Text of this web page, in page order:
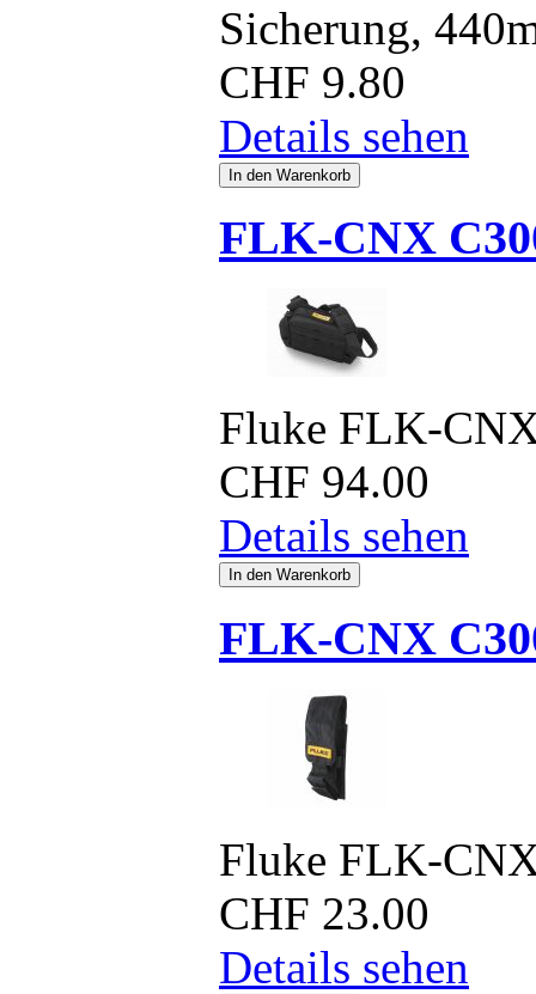
Sicherung,
CHF 9.80
Details sehen
FLK-CNX
Fluke FLK-
CHF 94.00
Details sehen
FLK-CNX
Fluke FLK-
CHF 23.00
Details sehen